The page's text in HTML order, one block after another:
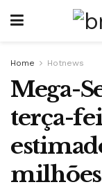
Home Hotnews
Mega-
terça-
milhões